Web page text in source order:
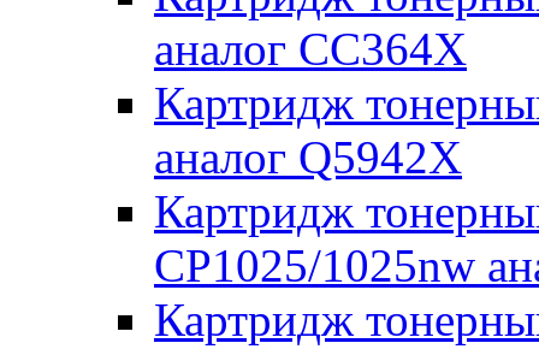
аналог CC364X
Картридж
аналог Q5942X
Картридж
CP1025/1025nw
Картридж